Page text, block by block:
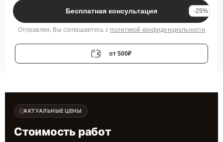
Бесплатная консультация -25%
Отправляя, Вы соглашаетесь с политикой конфиденциальности
от 500₽
АКТУАЛЬНЫЕ ЦЕНЫ
Стоимость работ